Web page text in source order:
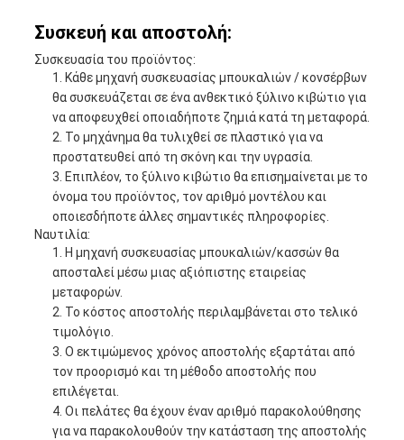
Συσκευή και αποστολή:
Συσκευασία του προϊόντος:
Κάθε μηχανή συσκευασίας μπουκαλιών / κονσέρβων
θα συσκευάζεται σε ένα ανθεκτικό ξύλινο κιβώτιο για
να αποφευχθεί οποιαδήποτε ζημιά κατά τη μεταφορά.
Το μηχάνημα θα τυλιχθεί σε πλαστικό για να
προστατευθεί από τη σκόνη και την υγρασία.
Επιπλέον, το ξύλινο κιβώτιο θα επισημαίνεται με το
όνομα του προϊόντος, τον αριθμό μοντέλου και
οποιεσδήποτε άλλες σημαντικές πληροφορίες.
Ναυτιλία:
Η μηχανή συσκευασίας μπουκαλιών/κασσών θα
αποσταλεί μέσω μιας αξιόπιστης εταιρείας
μεταφορών.
Το κόστος αποστολής περιλαμβάνεται στο τελικό
τιμολόγιο.
Ο εκτιμώμενος χρόνος αποστολής εξαρτάται από
τον προορισμό και τη μέθοδο αποστολής που
επιλέγεται.
Οι πελάτες θα έχουν έναν αριθμό παρακολούθησης
για να παρακολουθούν την κατάσταση της αποστολής